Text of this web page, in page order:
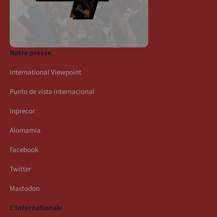
Notre presse
International Viewpoint
Punto de vista internacional
Inprecor
Alomamia
Facebook
Twitter
Mastodon
L’Internationale